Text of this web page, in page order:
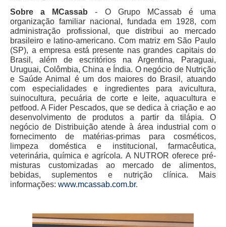
Sobre a MCassab - O Grupo MCassab é uma
organização familiar nacional, fundada em 1928, com
administração profissional, que distribui ao mercado
brasileiro e latino-americano. Com matriz em São Paulo
(SP), a empresa está presente nas grandes capitais do
Brasil, além de escritórios na Argentina, Paraguai,
Uruguai, Colômbia, China e Índia. O negócio de Nutrição
e Saúde Animal é um dos maiores do Brasil, atuando
com especialidades e ingredientes para avicultura,
suinocultura, pecuária de corte e leite, aquacultura e
petfood. A Fider Pescados, que se dedica à criação e ao
desenvolvimento de produtos a partir da tilápia. O
negócio de Distribuição atende à área industrial com o
fornecimento de matérias-primas para cosméticos,
limpeza doméstica e institucional, farmacêutica,
veterinária, química e agrícola. A NUTROR oferece pré-
misturas customizadas ao mercado de alimentos,
bebidas, suplementos e nutrição clínica. Mais
informações: www.mcassab.com.br.